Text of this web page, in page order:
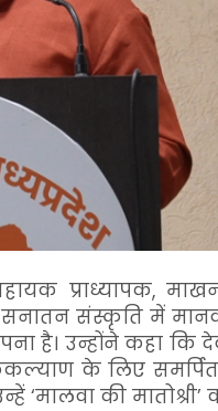
प्राध्यापक,
संस्कृति में मानव
है। उन्होंने कहा कि
के लिए समर्पित
की मातोश्री’